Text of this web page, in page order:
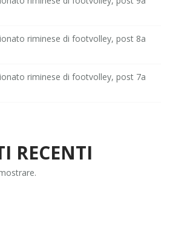
riminese di footvolley, post 8a
riminese di footvolley, post 7a
RECENTI